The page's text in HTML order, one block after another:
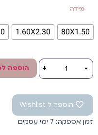
מידה
80X1.50
1.60X2.30
-
+ הוספה
הוספה ל Wishlist
זמן אספקה: 7 ימי עסקים